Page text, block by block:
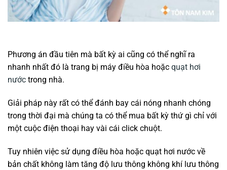
Phương án đầu tiên mà bất kỳ ai cũng có thể nghĩ ra
nhanh nhất đó là trang bị máy điều hòa hoặc quạt hơi
nước trong nhà.
Giải pháp này rất có thể đánh bay cái nóng nhanh chóng
trong thời đại mà chúng ta có thể mua bất kỳ thứ gì chỉ với
một cuộc điện thoại hay vài cái click chuột.
Tuy nhiên việc sử dụng điều hòa hoặc quạt hơi nước về
bản chất không làm tăng độ lưu thông không khí lưu thông